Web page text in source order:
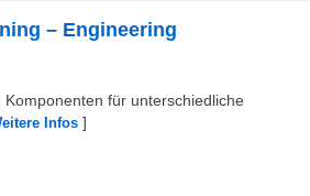
– Engineering
für unterschiedliche
Infos ]